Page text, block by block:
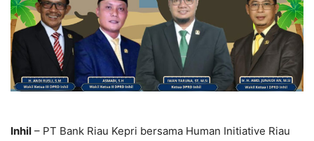
Inhil – PT Bank Riau Kepri bersama Human Initiative Riau